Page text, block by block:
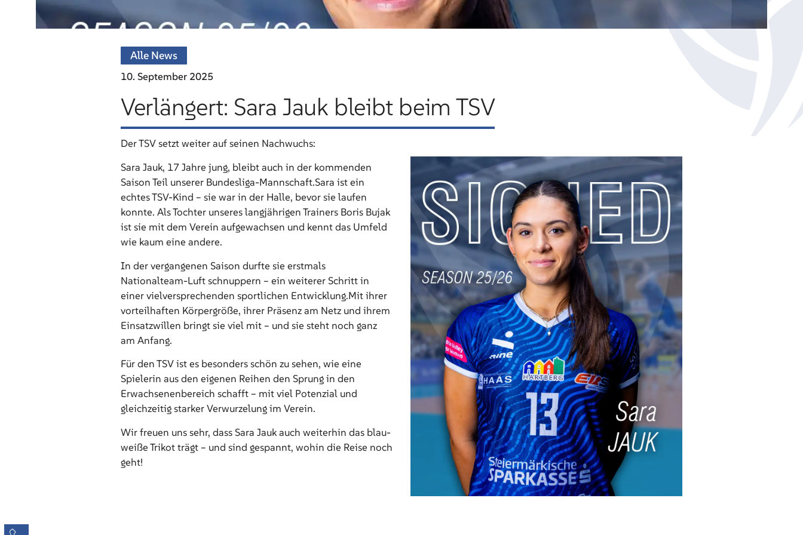
Alle News
10. September 2025
Verlängert: Sara Jauk bleibt beim TSV
Der TSV setzt weiter auf seinen Nachwuchs:
Sara Jauk, 17 Jahre jung, bleibt auch in der kommenden
Saison Teil unserer Bundesliga-Mannschaft.Sara ist ein
echtes TSV-Kind – sie war in der Halle, bevor sie laufen
konnte. Als Tochter unseres langjährigen Trainers Boris Bujak
ist sie mit dem Verein aufgewachsen und kennt das Umfeld
wie kaum eine andere.
In der vergangenen Saison durfte sie erstmals
Nationalteam-Luft schnuppern – ein weiterer Schritt in
einer vielversprechenden sportlichen Entwicklung.Mit ihrer
vorteilhaften Körpergröße, ihrer Präsenz am Netz und ihrem
Einsatzwillen bringt sie viel mit – und sie steht noch ganz
am Anfang.
Für den TSV ist es besonders schön zu sehen, wie eine
Spielerin aus den eigenen Reihen den Sprung in den
Erwachsenenbereich schafft – mit viel Potenzial und
gleichzeitig starker Verwurzelung im Verein.
Wir freuen uns sehr, dass Sara Jauk auch weiterhin das blau-
weiße Trikot trägt – und sind gespannt, wohin die Reise noch
geht!